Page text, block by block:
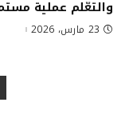
والتعّلم عملية
23 مارس، 2026